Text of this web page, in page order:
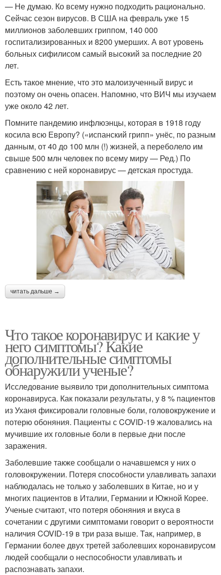
— Не думаю. Ко всему нужно подходить рационально.
Сейчас сезон вирусов. В США на февраль уже 15
миллионов заболевших гриппом, 140 000
госпитализированных и 8200 умерших. А вот уровень
больных сифилисом самый высокий за последние 20
лет.
Есть такое мнение, что это малоизученный вирус и
поэтому он очень опасен. Напомню, что ВИЧ мы изучаем
уже около 42 лет.
Помните пандемию инфлюэнцы, которая в 1918 году
косила всю Европу? («испанский грипп» унёс, по разным
данным, от 40 до 100 млн (!) жизней, а переболело им
свыше 500 млн человек по всему миру — Ред.) По
сравнению с ней коронавирус — детская простуда.
читать дальше →
Что такое коронавирус и какие у
него симптомы? Какие
дополнительные симптомы
обнаружили ученые?
Исследование выявило три дополнительных симптома
коронавируса. Как показали результаты, у 8 % пациентов
из Уханя фиксировали головные боли, головокружение и
потерю обоняния. Пациенты с COVID-19 жаловались на
мучившие их головные боли в первые дни после
заражения.
Заболевшие также сообщали о начавшемся у них о
головокружении. Потеря способности улавливать запахи
наблюдалась не только у заболевших в Китае, но и у
многих пациентов в Италии, Германии и Южной Корее.
Ученые считают, что потеря обоняния и вкуса в
сочетании с другими симптомами говорит о вероятности
наличия COVID-19 в три раза выше. Так, например, в
Германии более двух третей заболевших коронавирусом
людей сообщали о неспособности улавливать и
распознавать запахи.